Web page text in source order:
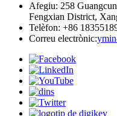
Afegiu: 258
Fengxian District,
Telèfon: +86
Correu electrònic: